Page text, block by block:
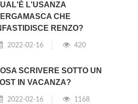
L'USANZA
CHE
RENZO?
2022-02-16 420
SCRIVERE SOTTO UN
IN VACANZA?
2022-02-16 1168